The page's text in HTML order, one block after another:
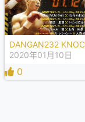
2020年01月10日
0